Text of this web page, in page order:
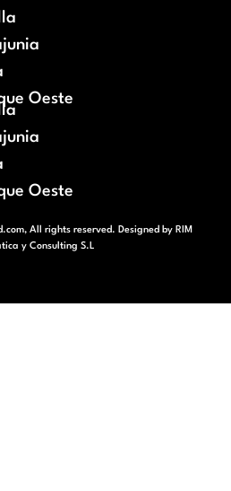
Oeste
Oeste
All rights reserved. Designed by RIM
y Consulting S.L